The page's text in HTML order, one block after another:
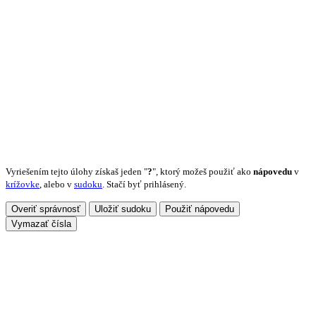
Vyriešením tejto úlohy získaš jeden "?", ktorý možeš použiť ako nápovedu v
krížovke, alebo v sudoku. Stačí byť prihlásený.